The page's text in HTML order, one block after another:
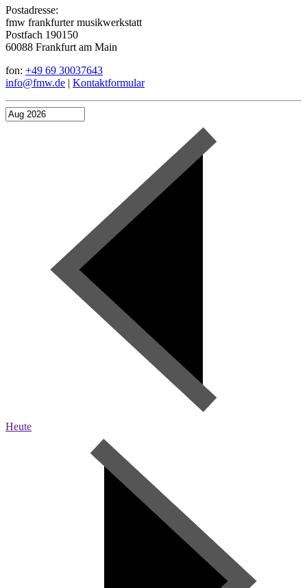
Postadresse:
fmw frankfurter musikwerkstatt
Postfach 190150
60088 Frankfurt am Main
fon: +49 69 30037643
info@fmw.de | Kontaktformular
Heute